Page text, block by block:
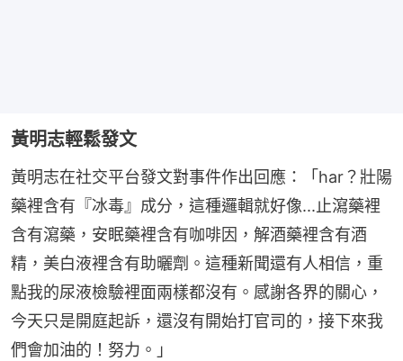
黃明志輕鬆發文
黃明志在社交平台發文對事件作出回應：「har？壯陽
藥裡含有『冰毒』成分，這種邏輯就好像...止瀉藥裡
含有瀉藥，安眠藥裡含有咖啡因，解酒藥裡含有酒
精，美白液裡含有助曬劑。這種新聞還有人相信，重
點我的尿液檢驗裡面兩樣都沒有。感謝各界的關心，
今天只是開庭起訴，還沒有開始打官司的，接下來我
們會加油的！努力。」